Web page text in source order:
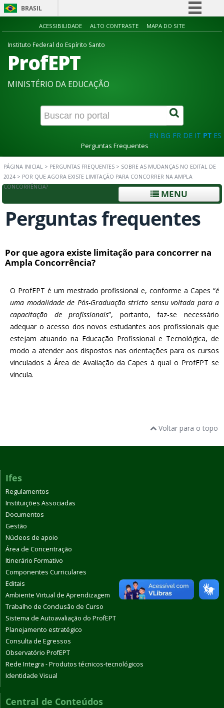
BRASIL
Simplifique!
Canais
ACESSIBILIDADE ALTO CONTRASTE MAPA DO SITE
Instituto Federal do Espírito Santo
ProfEPT
MINISTÉRIO DA EDUCAÇÃO
EN BG FR DE IT PT ES
Perguntas Frequentes
PÁGINA INICIAL > PERGUNTAS FREQUENTES > SOBRE AS MUDANÇAS NO EDITAL DE
2024 > POR QUE AGORA EXISTE LIMITAÇÃO PARA CONCORRER NA AMPLA
CONCORRÊNCIA?
MENU
Perguntas frequentes
Por que agora existe limitação para concorrer na
Ampla Concorrência?
O ProfEPT é um mestrado profissional e, conforme a Capes “é
uma modalidade de Pós-Graduação stricto sensu voltada para a
capacitação de profissionais”, portanto, faz-se necessário
adequar o acesso dos novos estudantes aos profissionais que
estejam atuando na Educação Profissional e Tecnológica, de
modo a atender aos dispostos nas orientações para os cursos
vinculados à Área de Avaliação da Capes à qual o ProfEPT se
vincula.
Voltar para o topo
Ifes
Regulamentos
Instituições Associadas
Documentos
Gestão
Núcleos de apoio
Área de Concentração
Itinerário Formativo
Componentes Curriculares
Editais
Ambiente Virtual de Aprendizagem
Trabalho de Conclusão de Curso
Sistema de Autoavaliação do ProfEPT
Planejamento estratégico
Consulta de Egressos
Observatório ProfEPT
Rede Integra - Produtos técnicos-tecnológicos
Identidade Visual
Central de Conteúdos